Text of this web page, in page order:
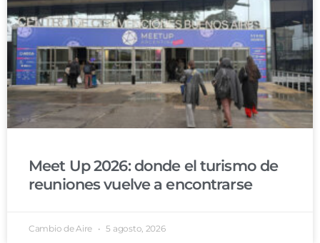
Meet Up 2026: donde el turismo de
reuniones vuelve a encontrarse
Cambio de Aire 5 agosto, 2026